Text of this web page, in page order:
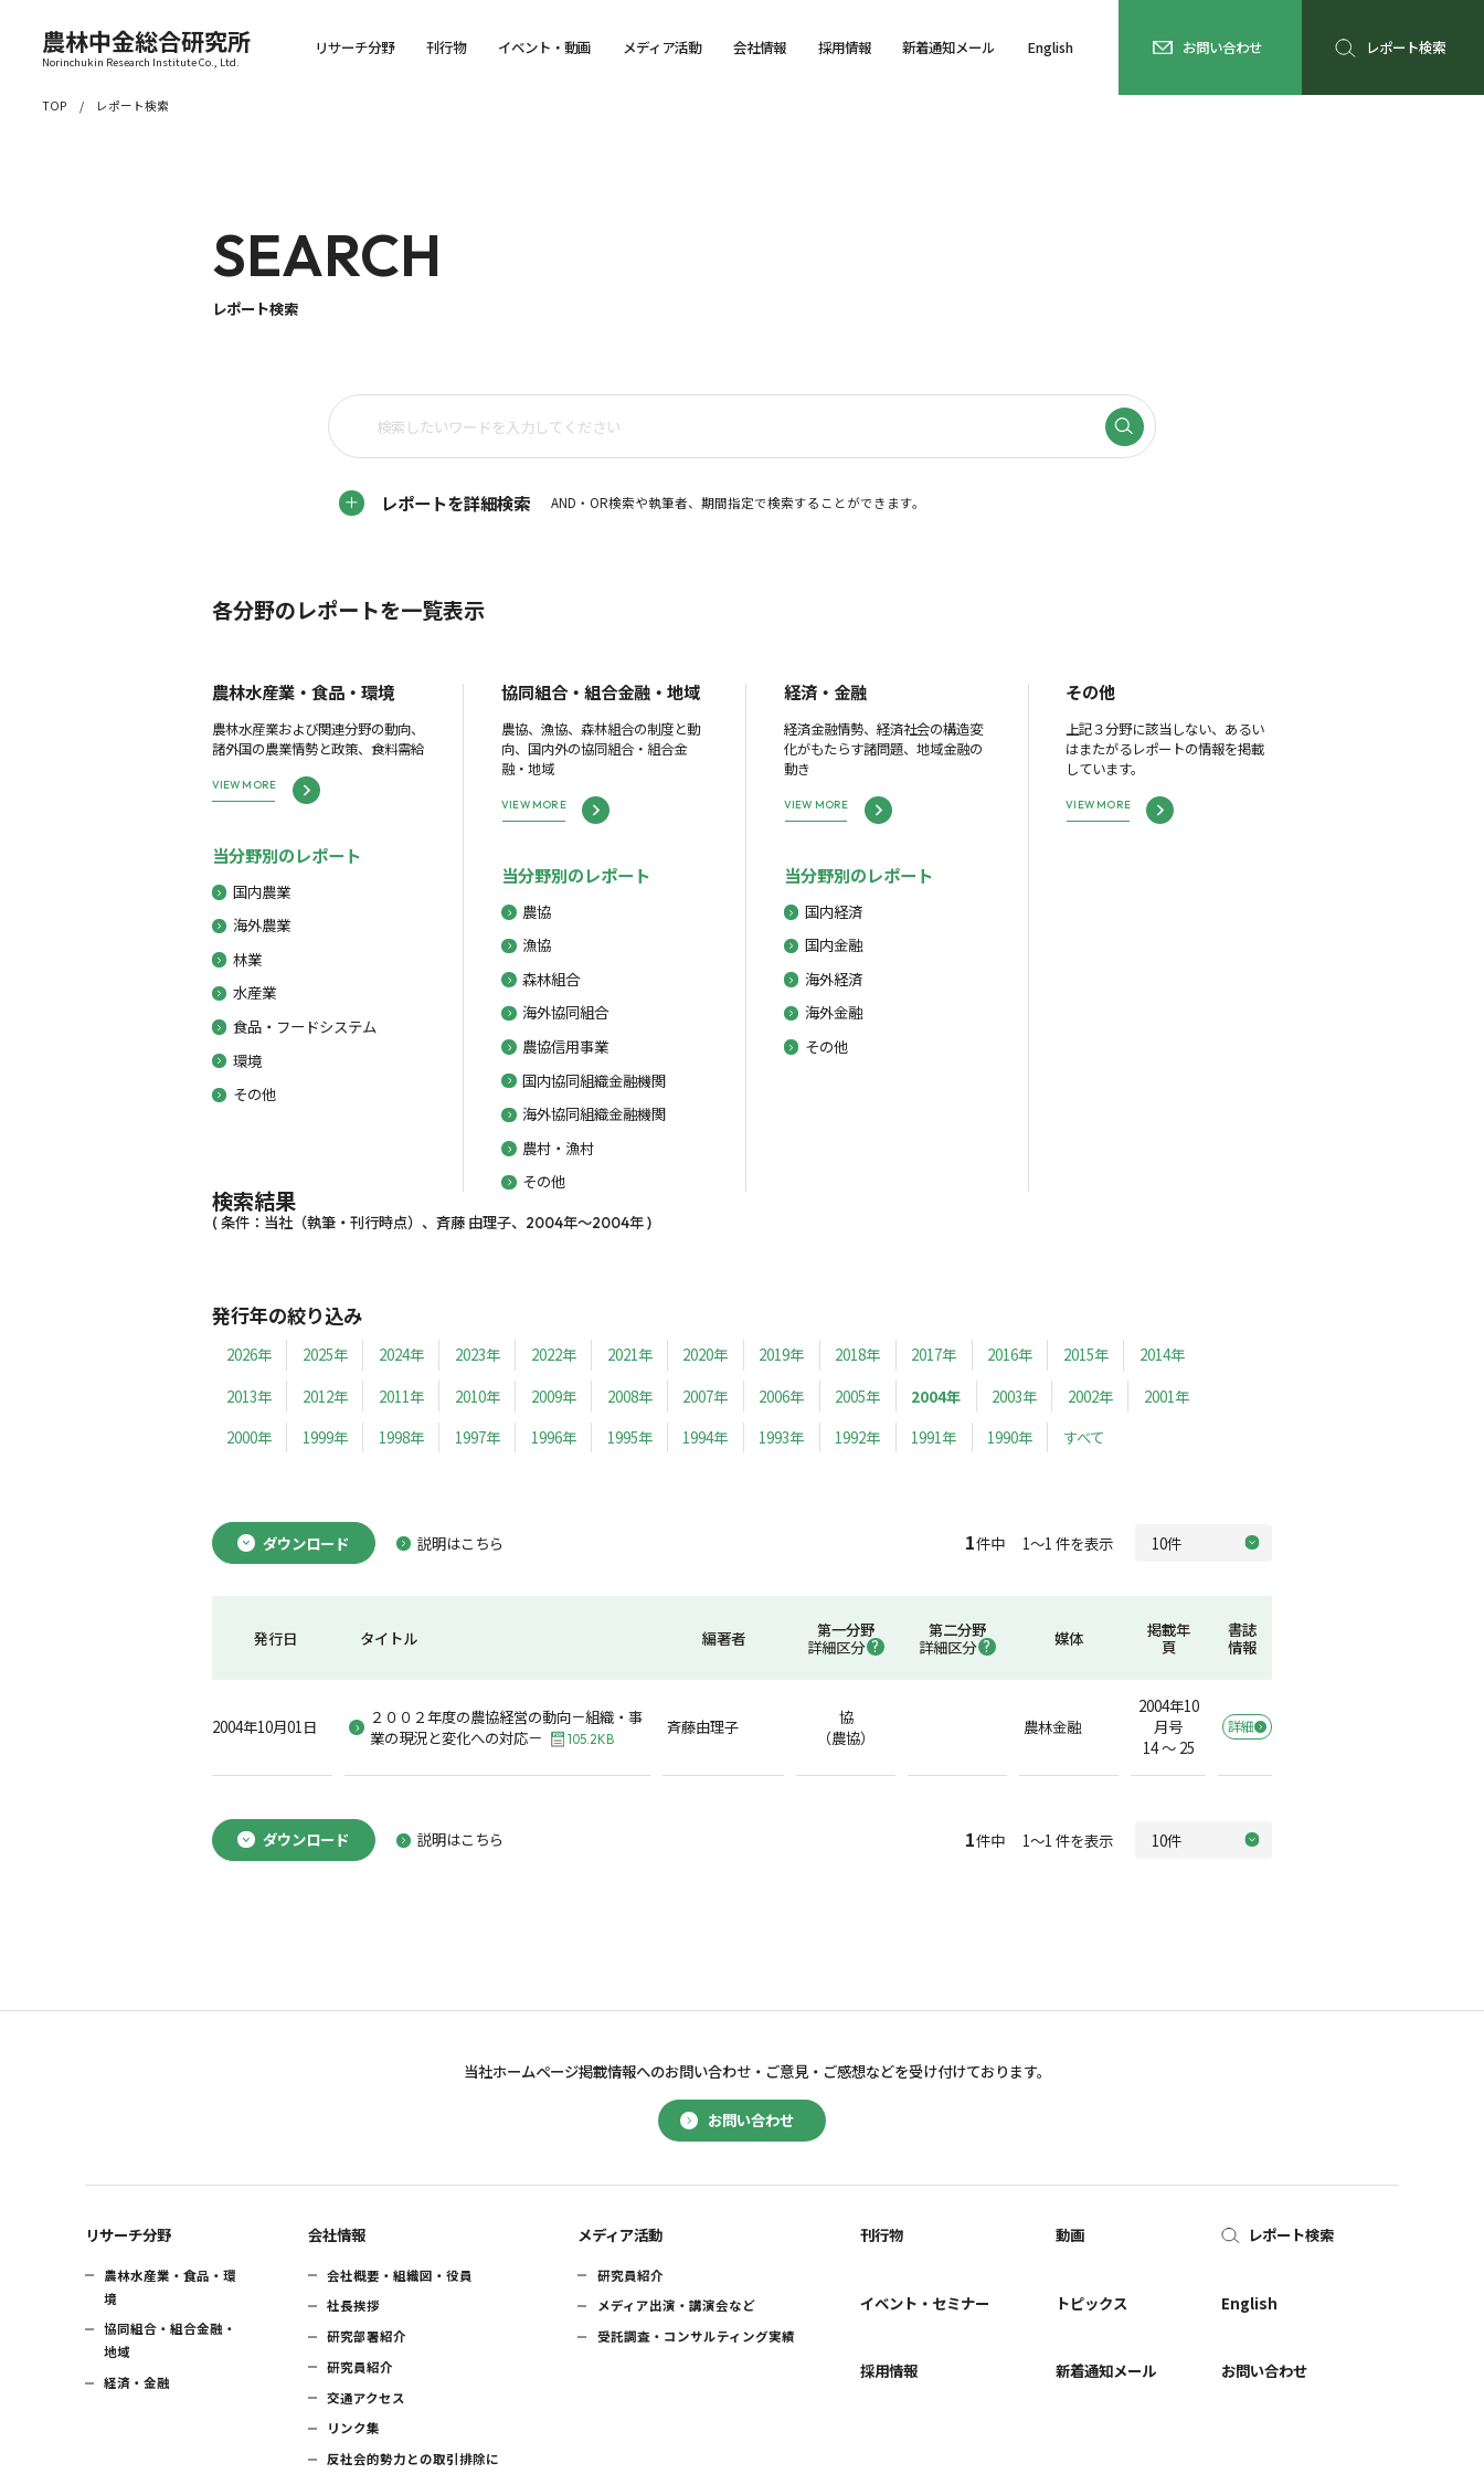
農林中金総合研究所
Norinchukin Research Institute Co., Ltd.
リサーチ分野 刊行物 イベント・動画 メディア活動 会社情報 採用情報 新着通知メール English お問い合わせ レポート検索
TOP レポート検索
SEARCH
レポート検索
レポートを詳細検索 AND・OR検索や執筆者、期間指定で検索することができます。
各分野のレポートを一覧表示
農林水産業・食品・環境
農林水産業および関連分野の動向、
諸外国の農業情勢と政策、食料需給
VIEW MORE
当分野別のレポート
国内農業
海外農業
林業
水産業
食品・フードシステム
環境
その他
協同組合・組合金融・地域
農協、漁協、森林組合の制度と動
向、国内外の協同組合・組合金
融・地域
VIEW MORE
当分野別のレポート
農協
漁協
森林組合
海外協同組合
農協信用事業
国内協同組織金融機関
海外協同組織金融機関
農村・漁村
その他
経済・金融
経済金融情勢、経済社会の構造変
化がもたらす諸問題、地域金融の
動き
VIEW MORE
当分野別のレポート
国内経済
国内金融
海外経済
海外金融
その他
その他
上記３分野に該当しない、あるい
はまたがるレポートの情報を掲載
しています。
VIEW MORE
検索結果
( 条件：当社（執筆・刊行時点）、斉藤 由理子、2004年～2004年 )
発行年の絞り込み
2026年 2025年 2024年 2023年 2022年 2021年 2020年 2019年 2018年 2017年 2016年 2015年
2014年
2013年
2012年 2011年 2010年 2009年 2008年 2007年 2006年 2005年 2004年 2003年 2002年
2001年
2000年
1999年 1998年 1997年 1996年 1995年 1994年 1993年 1992年 1991年 1990年 すべて
ダウンロード 説明はこちら 1件中 1～1 件を表示
発行日 タイトル 編著者
第一分野
詳細区分
第二分野
詳細区分
媒体
掲載年
頁
書誌
情報
2004年10月01日
２００２年度の農協経営の動向－組織・事
業の現況と変化への対応－
105.2KB
斉藤由理子
協
（農協）
農林金融
2004年10
月号
14 ～ 25
詳細
ダウンロード 説明はこちら 1件中 1～1 件を表示
お問い合わせ
当社ホームページ掲載情報へのお問い合わせ・ ご意見・ご感想などを受け付けております。
リサーチ分野
農林水産業・食品・環
境
協同組合・組合金融・
地域
経済・金融
会社情報
会社概要・組織図・役員
社長挨拶
研究部署紹介
研究員紹介
交通アクセス
リンク集
反社会的勢力との取引排除に
メディア活動
研究員紹介
メディア出演・講演会など
受託調査・コンサルティング実績
刊行物
イベント・セミナー
採用情報
動画
トピックス
新着通知メール
レポート検索
English
お問い合わせ